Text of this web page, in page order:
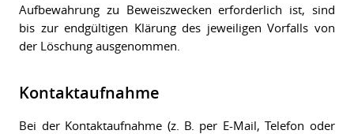
Aufbewahrung zu Beweiszwecken erforderlich ist, sind
bis zur endgültigen Klärung des jeweiligen Vorfalls von
der Löschung ausgenommen.
Kontaktaufnahme
Bei der Kontaktaufnahme (z. B. per E-Mail, Telefon oder